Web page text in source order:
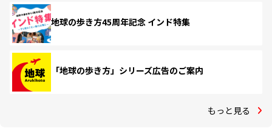
地球の歩き方45周年記念 インド特集
「地球の歩き方」シリーズ広告のご案内
もっと見る